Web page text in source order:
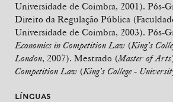
Universidade de Coimbra, 2001). Pós-
Direito da Regulação Pública
Universidade de Coimbra, 2003). Pós-
Economics in Competition Law (King’s
London, 2007). Mestrado (Master of Arts
Competition Law (King’s College-
LÍNGUAS